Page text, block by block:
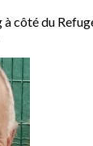
côté du